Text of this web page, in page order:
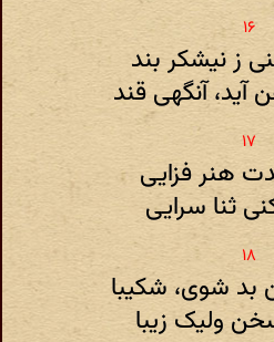
ز نیشکر بند
آنگهی قند
هنر فزایی
ثنا سرایی
شوی، شکیبا
ولیک زیبا